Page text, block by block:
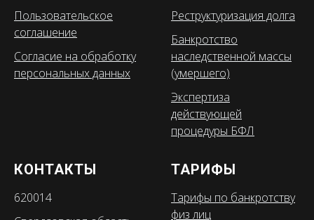
Пользовательское
соглашение
Согласие на обработку
персональных данных
Реструктуризация долга
Банкротство
наследственной массы
(умершего)
Экспертиза
действующей
процедуры БФЛ
КОНТАКТЫ
620014
ТАРИФЫ
Тарифы по банкротству
физ лиц